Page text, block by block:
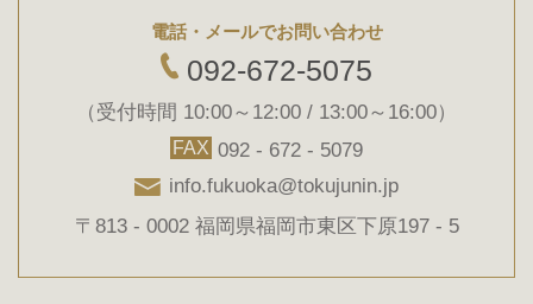
電話・メールでお問い合わせ
092-672-5075
（受付時間 10:00～12:00 / 13:00～16:00）
FAX 092 - 672 - 5079
info.fukuoka@tokujunin.jp
〒813 - 0002 福岡県福岡市東区下原197 - 5